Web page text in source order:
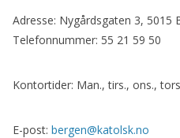
Adresse: Nygårdsgaten 3, 5015
Telefonnummer: 55 21 59 50
Kontortider: Man., tirs., ons.,
E-post: bergen@katolsk.no